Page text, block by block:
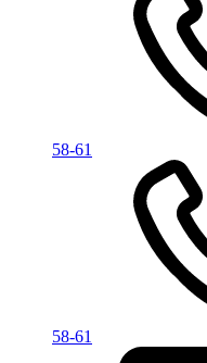
58-61
58-61